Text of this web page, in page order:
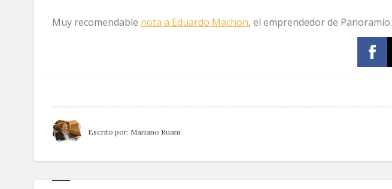
Muy recomendable nota a Eduardo Machon, el emprendedor de Panoramio.
Escrito por: Mariano Ruani